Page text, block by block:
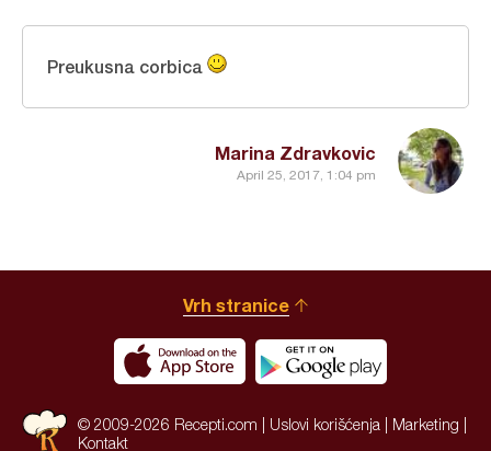
Marina Zdravkovic
April 25, 2017, 1:04 pm
Preukusna corbica
Vrh stranice
© 2009-2026 Recepti.com | Uslovi korišćenja Marketing
Kontakt